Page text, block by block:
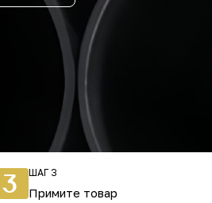
3 ШАГ 3
Примите товар